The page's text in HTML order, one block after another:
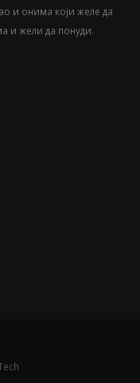
и онима који желе да
и жели да понуди.